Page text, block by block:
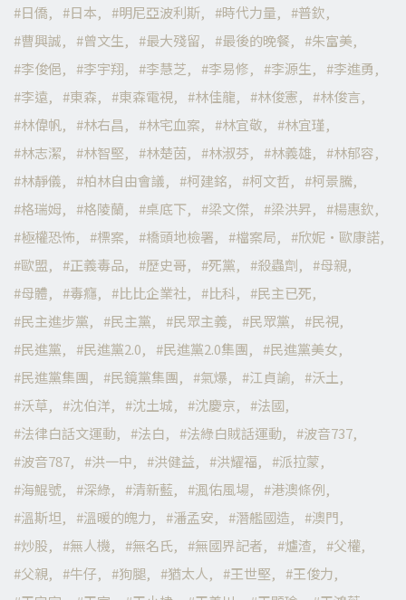
日僑
日本 明尼亞波利斯 時代力量
普欽
曹興誠
曾文生 最大殘留 最後的晚餐
朱富美
李俊俋
李宇翔 李慧芝 李易修 李源生
李進勇
李遠
東森 東森電視 林佳龍 林俊憲
林俊言
林偉帆
林右昌 林宅血案 林宜敬
林宜瑾
林志潔
林智堅 林楚茵 林淑芬 林義雄
林郁容
林靜儀
柏林自由會議 柯建銘 柯文哲
柯景騰
格瑞姆
格陵蘭 桌底下 梁文傑 梁洪昇
楊惠欽
極權恐怖
標案 橋頭地檢署 檔案局
欣妮·歐康諾
歐盟
正義毒品 歷史哥 死黨 殺蟲劑
母親
母體
毒癮 比比企業社 比科
民主已死
民主進步黨
民主黨 民眾主義 民眾黨
民視
民進黨
民進黨2.0 民進黨2.0集團
民進黨美女
民進黨集團
民鏡黨集團 氣爆 江貞諭
沃土
沃草
沈伯洋 沈土城 沈慶京
法國
法律白話文運動
法白 法綠白賊話運動
波音737
波音787
洪一中 洪健益 洪耀福
派拉蒙
海鯤號
深綠 清新藍 渢佑風場
港澳條例
溫斯坦
溫暖的魄力 潘孟安 潛艦國造
澳門
炒股
無人機 無名氏 無國界記者 爐渣
父權
父親
牛仔 狗腿 猶太人 王世堅
王俊力